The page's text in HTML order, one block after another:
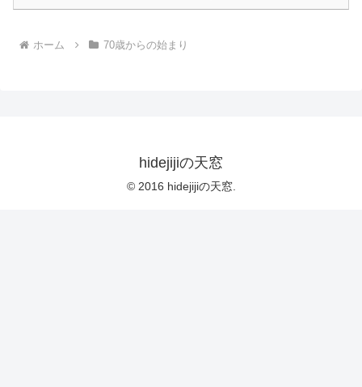
ホーム 70歳からの始まり
hidejijiの天窓
© 2016 hidejijiの天窓.